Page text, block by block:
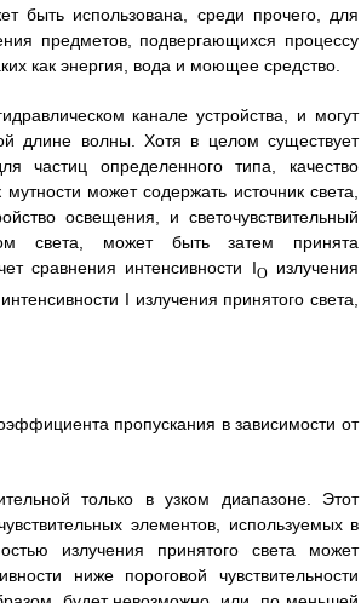
быть использована, среди прочего, для
предметов, подвергающихся процессу
как энергия, вода и моющее средство.
канале устройства, и могут
длине волны. Хотя в целом существует
частиц определенного типа, качество
может содержать источник света,
освещения, и светочувствительный
света, может быть затем принята
сравнения интенсивности IOизлучения
I излучения принятого света,
пропускания в зависимости от
только в узком диапазоне. Этот
элементов, используемых в
излучения принятого света может
ниже пороговой чувствительности